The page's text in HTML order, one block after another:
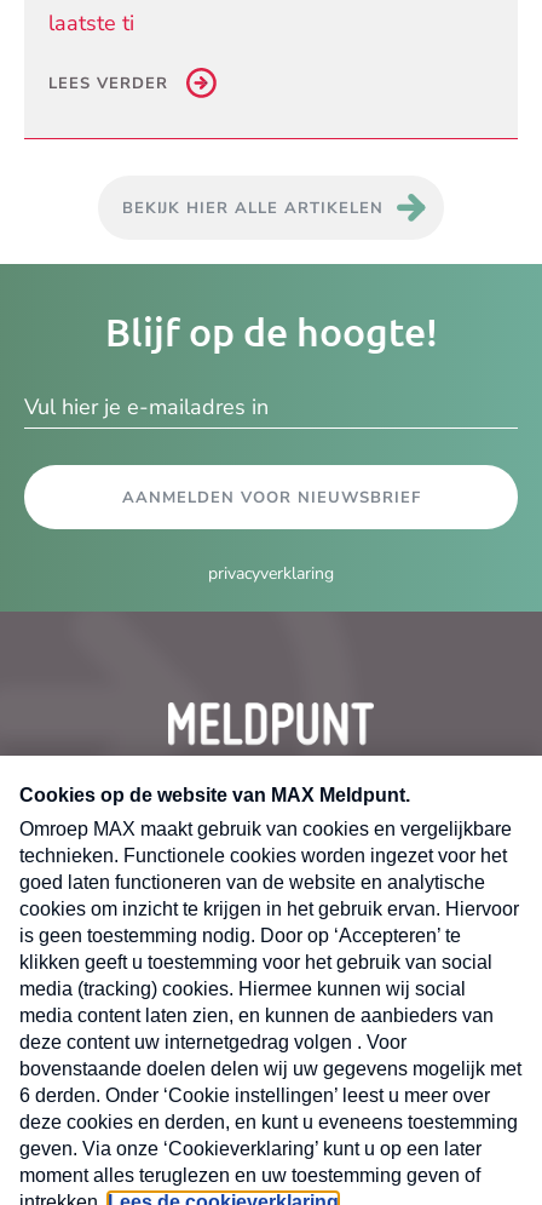
laatste ti
LEES VERDER
BEKIJK HIER ALLE ARTIKELEN
Blijf op de hoogte!
AANMELDEN VOOR NIEUWSBRIEF
privacyverklaring
CONTACT
Volg ons op
X
Nieuwsbrief
Neem hier een gratis abonnement op de MAX
Consumenten nieuwsbrief. Elke maandag en